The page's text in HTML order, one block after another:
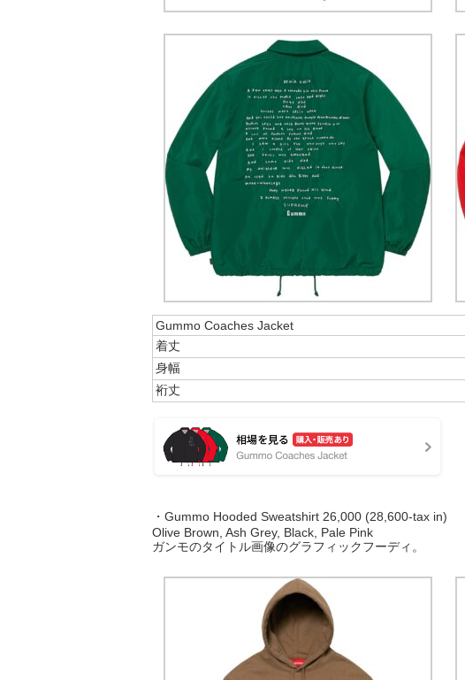
Gummo Coaches Jacket
着丈
身幅
裄丈
・Gummo Hooded Sweatshirt 26,000 (28,600-tax in)
Olive Brown, Ash Grey, Black, Pale Pink
ガンモのタイトル画像のグラフィックフーディ。